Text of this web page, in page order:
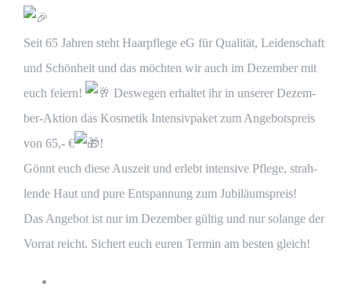
Seit 65 Jah­ren steht Haar­pfle­ge eG für Qua­li­tät, Lei­den­schaft
und Schön­heit und das möch­ten wir auch im Dezem­ber mit
euch fei­ern!
Des­we­gen erhal­tet ihr in unse­rer Dezem­
ber-Akti­on das Kos­me­tik Inten­siv­pa­ket zum Ange­bots­preis
von 65,- €
!
Gönnt euch die­se Aus­zeit und erlebt inten­si­ve Pfle­ge, strah­
len­de Haut und pure Ent­span­nung zum Jubiläumspreis!
Das Ange­bot ist nur im Dezem­ber gül­tig und nur solan­ge der
Vor­rat reicht. Sichert euch euren Ter­min am bes­ten gleich!